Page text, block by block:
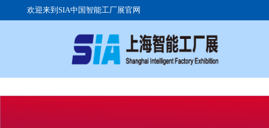
欢迎来到SIA中国智能工厂展官网
关于展会
参展流程
参观注册